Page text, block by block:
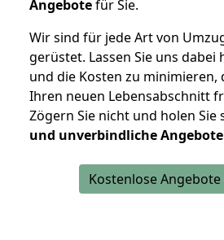
Angebotefür Sie.
Wir sind für jede Art von
gerüstet. Lassen Sie uns dabei
und die Kosten zu minimieren,
Ihren neuen Lebensabschnitt
Zögern Sie nicht und holen Sie
und unverbindliche
Kostenlose